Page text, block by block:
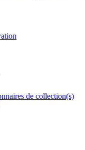
de collection(s)